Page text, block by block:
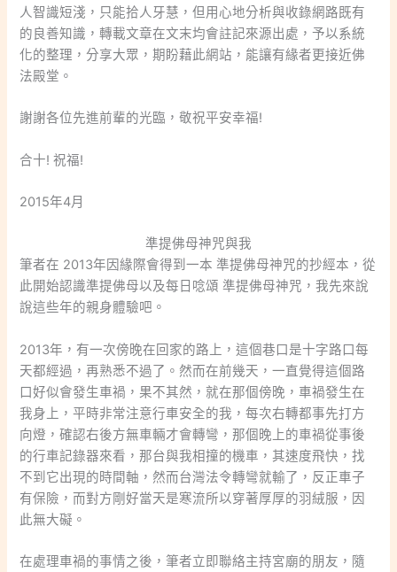
人智識短淺，只能拾人牙慧，但用心地分析與收錄網路既有
的良善知識，轉載文章在文末均會註記來源出處，予以系統
化的整理，分享大眾，期盼藉此網站，能讓有緣者更接近佛
法殿堂。
謝謝各位先進前輩的光臨，敬祝平安幸福!
合十! 祝福!
2015年4月
準提佛母神咒與我
筆者在 2013年因緣際會得到一本 準提佛母神咒的抄經本，從
此開始認識準提佛母以及每日唸頌 準提佛母神咒，我先來說
說這些年的親身體驗吧。
2013年，有一次傍晚在回家的路上，這個巷口是十字路口每
天都經過，再熟悉不過了。然而在前幾天，一直覺得這個路
口好似會發生車禍，果不其然，就在那個傍晚，車禍發生在
我身上，平時非常注意行車安全的我，每次右轉都事先打方
向燈，確認右後方無車輛才會轉彎，那個晚上的車禍從事後
的行車記錄器來看，那台與我相撞的機車，其速度飛快，找
不到它出現的時間軸，然而台灣法令轉彎就輸了，反正車子
有保險，而對方剛好當天是寒流所以穿著厚厚的羽絨服，因
此無大礙。
在處理車禍的事情之後，筆者立即聯絡主持宮廟的朋友，隨